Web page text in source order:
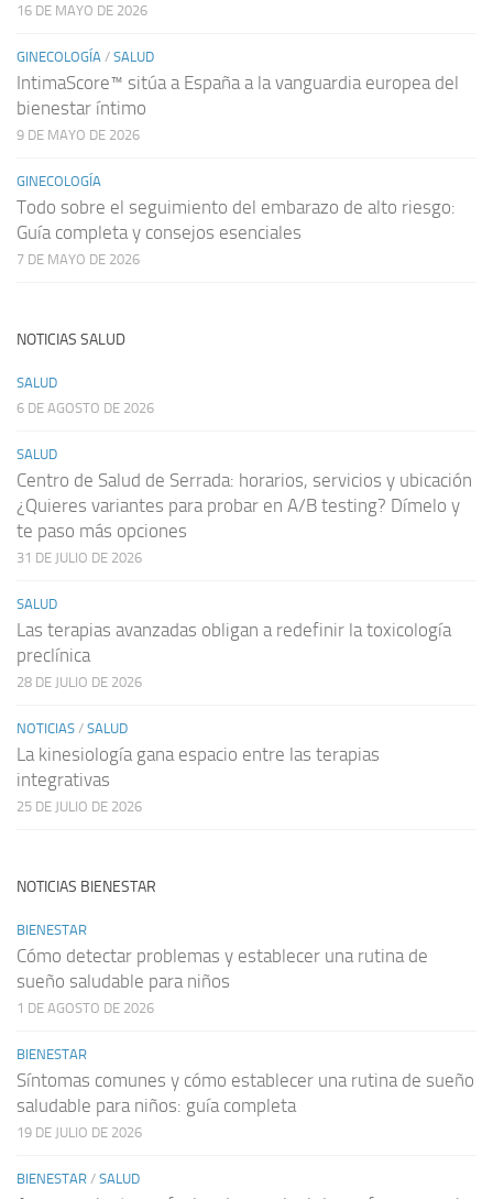
16 DE MAYO DE 2026
GINECOLOGÍA / SALUD
IntimaScore™ sitúa a España a la vanguardia europea del
bienestar íntimo
9 DE MAYO DE 2026
GINECOLOGÍA
Todo sobre el seguimiento del embarazo de alto riesgo:
Guía completa y consejos esenciales
7 DE MAYO DE 2026
NOTICIAS SALUD
SALUD
6 DE AGOSTO DE 2026
SALUD
Centro de Salud de Serrada: horarios, servicios y ubicación
¿Quieres variantes para probar en A/B testing? Dímelo y
te paso más opciones
31 DE JULIO DE 2026
SALUD
Las terapias avanzadas obligan a redefinir la toxicología
preclínica
28 DE JULIO DE 2026
NOTICIAS / SALUD
La kinesiología gana espacio entre las terapias
integrativas
25 DE JULIO DE 2026
NOTICIAS BIENESTAR
BIENESTAR
Cómo detectar problemas y establecer una rutina de
sueño saludable para niños
1 DE AGOSTO DE 2026
BIENESTAR
Síntomas comunes y cómo establecer una rutina de sueño
saludable para niños: guía completa
19 DE JULIO DE 2026
BIENESTAR / SALUD